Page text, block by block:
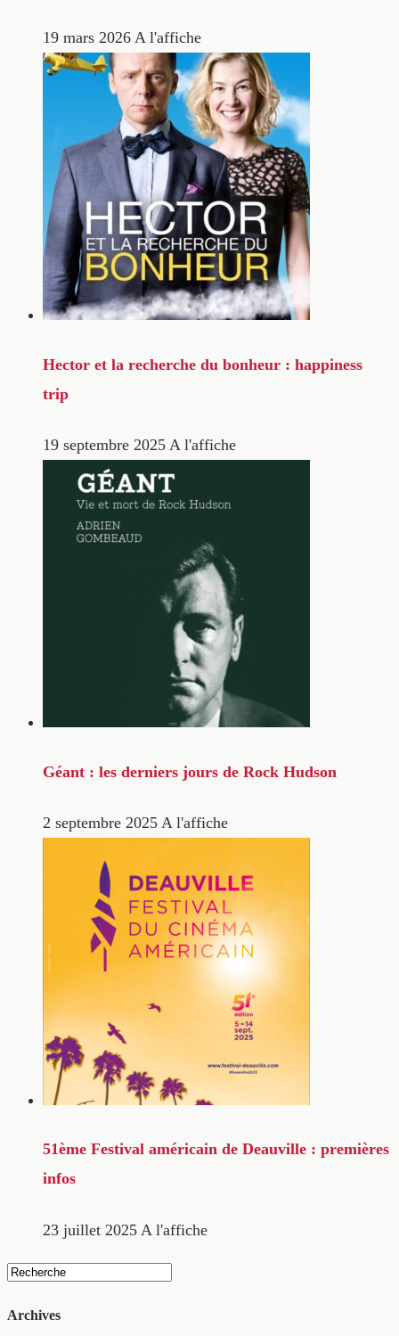
19 mars 2026 A l'affiche
Hector et la recherche du bonheur : happiness
trip
19 septembre 2025 A l'affiche
Géant : les derniers jours de Rock Hudson
2 septembre 2025 A l'affiche
51ème Festival américain de Deauville : premières
infos
23 juillet 2025 A l'affiche
Archives